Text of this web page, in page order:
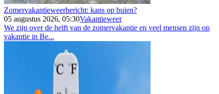
Zomervakantieweerbericht: kans op buien?
05 augustus 2026, 05:30Vakantieweer
We zijn over de helft van de zomervakantie en veel mensen zijn op
vakantie in Be...